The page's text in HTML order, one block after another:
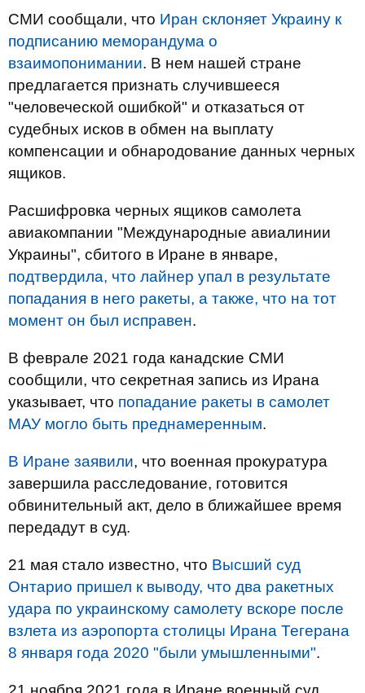
СМИ сообщали, что Иран склоняет Украину к
подписанию меморандума о
взаимопонимании. В нем нашей стране
предлагается признать случившееся
"человеческой ошибкой" и отказаться от
судебных исков в обмен на выплату
компенсации и обнародование данных черных
ящиков.
Расшифровка черных ящиков самолета
авиакомпании "Международные авиалинии
Украины", сбитого в Иране в январе,
подтвердила, что лайнер упал в результате
попадания в него ракеты, а также, что на тот
момент он был исправен.
В феврале 2021 года канадские СМИ
сообщили, что секретная запись из Ирана
указывает, что попадание ракеты в самолет
МАУ могло быть преднамеренным.
В Иране заявили, что военная прокуратура
завершила расследование, готовится
обвинительный акт, дело в ближайшее время
передадут в суд.
21 мая стало известно, что Высший суд
Онтарио пришел к выводу, что два ракетных
удара по украинскому самолету вскоре после
взлета из аэропорта столицы Ирана Тегерана
8 января года 2020 "были умышленными".